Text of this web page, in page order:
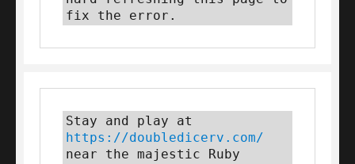
fix the error.
https://doubledicerv.com/
near the majestic Ruby